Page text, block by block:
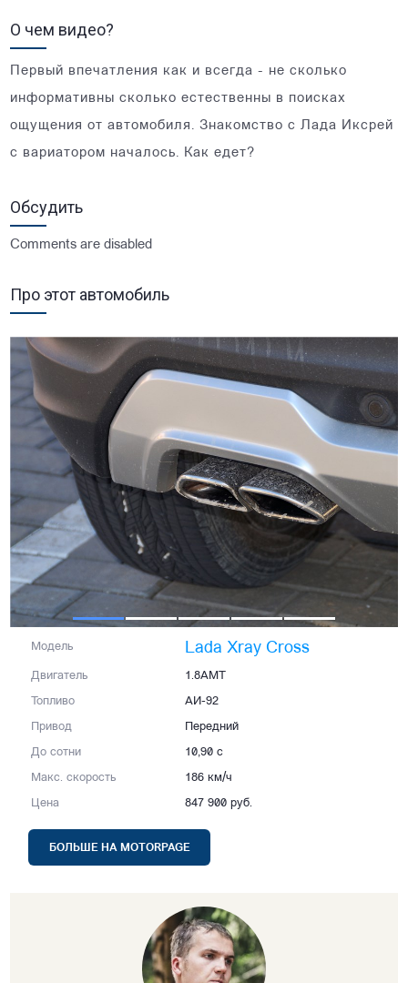
О чем видео?
Первый впечатления как и всегда - не сколько
информативны сколько естественны в поисках
ощущения от автомобиля. Знакомство с Лада Иксрей
с вариатором началось. Как едет?
Обсудить
Comments are disabled
Про этот автомобиль
Модель Lada Xray Cross
Двигатель 1.8AMT
Топливо АИ-92
Привод Передний
До сотни 10,90 с
Макс. скорость 186 км/ч
Цена 847 900 руб.
БОЛЬШЕ НА MOTORPAGE